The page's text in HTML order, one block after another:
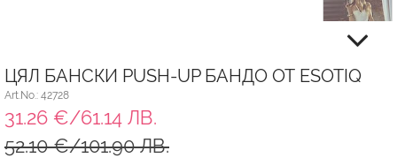
ЦЯЛ БАНСКИ PUSH-UP БАНДО ОТ ESOTIQ
Art.No.: 42728
31.26 €/61.14 ЛВ.
52.10 €/101.90 ЛВ.